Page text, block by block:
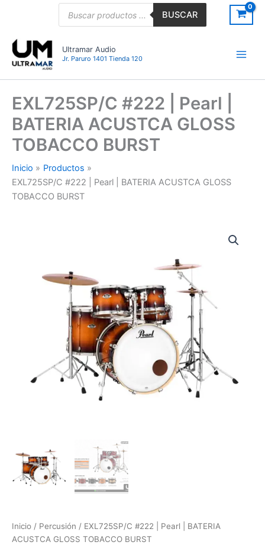
BUSCAR
Ultramar Audio
Jr. Paruro 1401 Tienda 120
EXL725SP/C #222 | Pearl |
BATERIA ACUSTCA GLOSS
TOBACCO BURST
Inicio
Productos
EXL725SP/C #222 | Pearl | BATERIA ACUSTCA GLOSS
TOBACCO BURST
Inicio / Percusión / EXL725SP/C #222 | Pearl | BATERIA
ACUSTCA GLOSS TOBACCO BURST